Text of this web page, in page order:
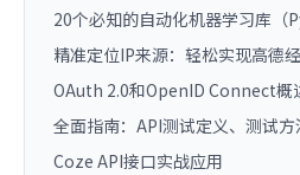
20个必知的自动化机器学习库（
精准定位IP来源：轻松实现高德
OAuth 2.0和OpenID Connect概
全面指南：API测试定义、测试
Coze API接口实战应用